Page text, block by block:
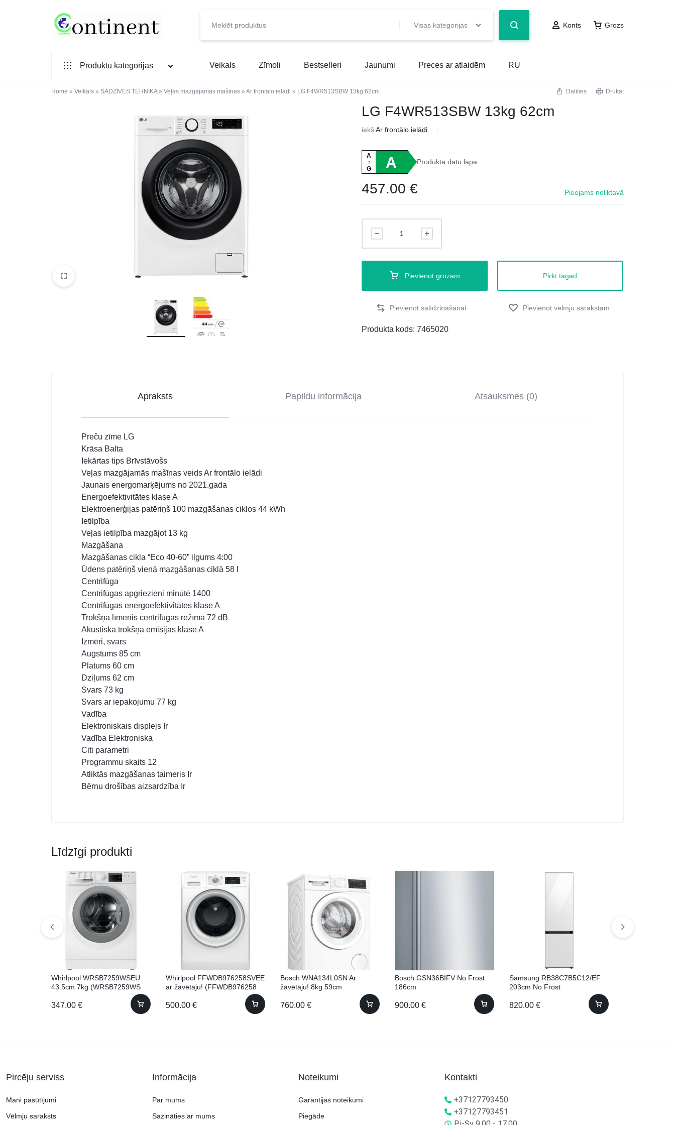
PREČU
INTERNETVEIKALS
Visas kategorijas Konts Grozs
Produktu kategorijas
SADZĪVES TEHNIKA
MAZĀ SADZĪVES TEHNIKA
SKAISTUMAM UN VESELĪBAI
KLIMATAM
SILTUMNĪCAS UN TO PIEDERUMI
Veikals Zīmoli Bestselleri Jaunumi Preces ar atlaidēm RU
Home » Veikals » SADZĪVES TEHNIKA» Veļas mazgājamās mašīnas » Ar frontālo ielādi » LG F4WR513SBW 13kg 62cm Dalīties Drukāt
LG F4WR513SBW 13kg 62cm
iekšAr frontālo ielādi
A
↑
G
A Produkta datu lapa
457.00€ Pieejams noliktavā
Pievienot grozam Pirkt tagad
Produkta kods:7465020
Apraksts Papildu informācija Atsauksmes (0)
Preču zīme LG
Krāsa Balta
Iekārtas tips Brīvstāvošs
Veļas mazgājamās mašīnas veids Ar frontālo ielādi
Jaunais energomarķējums no 2021.gada
Energoefektivitātes klase A
Elektroenerģijas patēriņš 100 mazgāšanas ciklos 44 kWh
Ietilpība
Veļas ietilpība mazgājot 13 kg
Mazgāšana
Mazgāšanas cikla “Eco 40-60” ilgums 4:00
Ūdens patēriņš vienā mazgāšanas ciklā 58 l
Centrifūga
Centrifūgas apgriezieni minūtē 1400
Centrifūgas energoefektivitātes klase A
Trokšņa līmenis centrifūgas režīmā 72 dB
Akustiskā trokšņa emisijas klase A
Izmēri, svars
Augstums 85 cm
Platums 60 cm
Dziļums 62 cm
Svars 73 kg
Svars ar iepakojumu 77 kg
Vadība
Elektroniskais displejs Ir
Vadība Elektroniska
Citi parametri
Programmu skaits 12
Atliktās mazgāšanas taimeris Ir
Bērnu drošības aizsardzība Ir
Līdzīgi produkti
Whirlpool WRSB7259WSEU
43.5cm 7kg (WRSB7259WS
347.00 €
Whirlpool FFWDB976258SVEE
ar žāvētāju! (FFWDB976258
500.00 €
Bosch WNA134L0SN Ar
žāvētāju! 8kg 59cm
760.00 €
Bosch GSN36BIFV No Frost
186cm
900.00 €
Samsung RB38C7B5C12/EF
203cm No Frost
820.00 €
Pircēju serviss
Mani pasūtījumi
Vēlmju saraksts
Informācija
Par mums
Sazināties ar mums
Noteikumi
Garantijas noteikumi
Piegāde
Kontakti
+37127793450
+37127793451